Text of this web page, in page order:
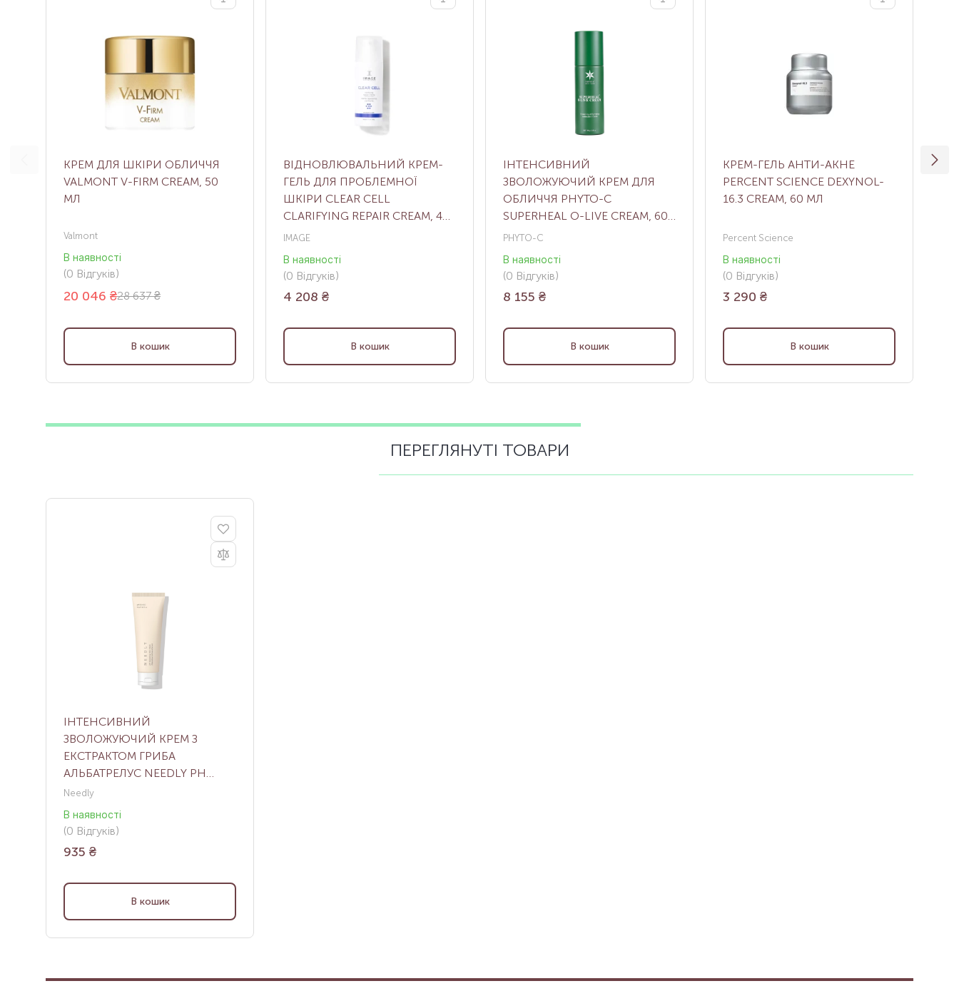
КРЕМ ДЛЯ ШКІРИ ОБЛИЧЧЯ
VALMONT V-FIRM CREAM, 50
МЛ
Valmont
В наявності
(0 Відгуків)
28 637 ₴
20 046 ₴
В кошик
ВІДНОВЛЮВАЛЬНИЙ КРЕМ-
ГЕЛЬ ДЛЯ ПРОБЛЕМНОЇ
ШКІРИ CLEAR CELL
CLARIFYING REPAIR CREAM, 48
ГIMAGE
В наявності
(0 Відгуків)
4 208 ₴
В кошик
ІНТЕНСИВНИЙ
ЗВОЛОЖУЮЧИЙ КРЕМ ДЛЯ
ОБЛИЧЧЯ PHYTO-C
SUPERHEAL O-LIVE CREAM, 60
ГPHYTO-C
В наявності
(0 Відгуків)
8 155 ₴
В кошик
КРЕМ-ГЕЛЬ АНТИ-АКНЕ
PERCENT SCIENCE DEXYNOL-
16.3 CREAM, 60 МЛ
Percent Science
В наявності
(0 Відгуків)
3 290 ₴
В кошик
ПЕРЕГЛЯНУТІ ТОВАРИ
ІНТЕНСИВНИЙ
ЗВОЛОЖУЮЧИЙ КРЕМ З
ЕКСТРАКТОМ ГРИБА
АЛЬБАТРЕЛУС NEEDLY PH
BALANCING RICH CREAM, 50
МЛ
Needly
В наявності
(0 Відгуків)
935 ₴
В кошик